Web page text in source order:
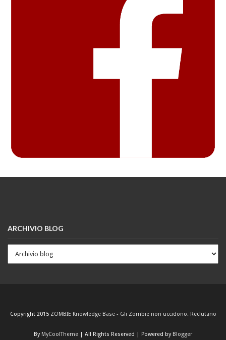
ARCHIVIO BLOG
Copyright 2015 ZOMBIE Knowledge Base - Gli Zombie non uccidono. Reclutano
By MyCoolTheme | All Rights Reserved | Powered by Blogger